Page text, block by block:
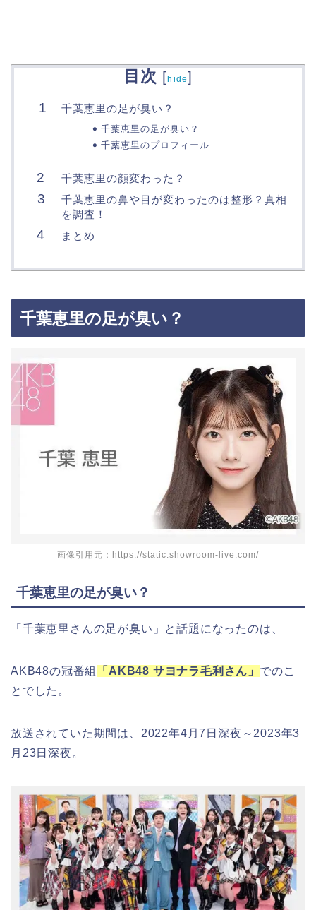
目次 [hide]
千葉恵里の足が臭い？
千葉恵里の足が臭い？
千葉恵里のプロフィール
千葉恵里の顔変わった？
千葉恵里の鼻や目が変わったのは整形？真相
を調査！
まとめ
千葉恵里の足が臭い？
画像引用元：https://static.showroom-live.com/
千葉恵里の足が臭い？
「千葉恵里さんの足が臭い」と話題になったのは、
AKB48の冠番組 「AKB48 サヨナラ毛利さん」 でのこ
とでした。
放送されていた期間は、2022年4月7日深夜～2023年3
月23日深夜。